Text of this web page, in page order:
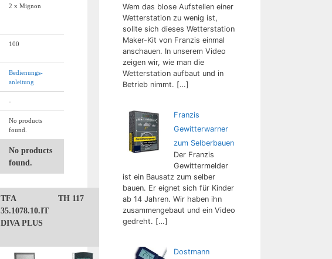
2 x Mignon
100
Bedienungs-
anleitung
-
No products
found.
No products
found.
TFA
35.1078.10.IT
DIVA PLUS
TH 117
Wem das blose Aufstellen einer
Wetterstation zu wenig ist,
sollte sich dieses Wetterstation
Maker-Kit von Franzis einmal
anschauen. In unserem Video
zeigen wir, wie man die
Wetterstation aufbaut und in
Betrieb nimmt. […]
Franzis
Gewitterwarner
zum Selberbauen
Der Franzis
Gewittermelder
ist ein Bausatz zum selber
bauen. Er eignet sich für Kinder
ab 14 Jahren. Wir haben ihn
zusammengebaut und ein Video
gedreht. […]
Dostmann